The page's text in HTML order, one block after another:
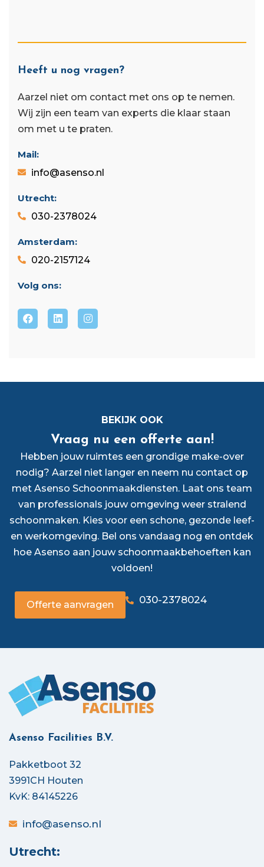
Heeft u nog vragen?
Aarzel niet om contact met ons op te nemen.
Wij zijn een team van experts die klaar staan ​​
om met u te praten.
Mail:
info@asenso.nl
Utrecht:
030-2378024
Amsterdam:
020-2157124
Volg ons:
BEKIJK OOK
Vraag nu een offerte aan!
Hebben jouw ruimtes een grondige make-over
nodig? Aarzel niet langer en neem nu contact op
met Asenso Schoonmaakdiensten. Laat ons team
van professionals jouw omgeving weer stralend
schoonmaken. Kies voor een schone, gezonde leef-
en werkomgeving. Bel ons vandaag nog en ontdek
hoe Asenso aan jouw schoonmaakbehoeften kan
voldoen!
Offerte aanvragen 030-2378024
Asenso Facilities B.V.
Pakketboot 32
3991CH Houten
KvK: 84145226
info@asenso.nl
Utrecht: